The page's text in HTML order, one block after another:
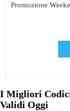
Promozione
I Migliori
Validi Oggi